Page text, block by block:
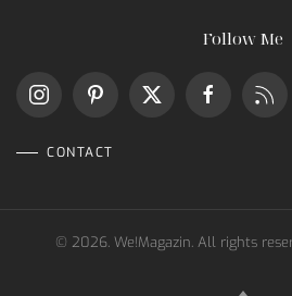
Follow Me
CONTACT
© 2026. We!Magazin. All rights